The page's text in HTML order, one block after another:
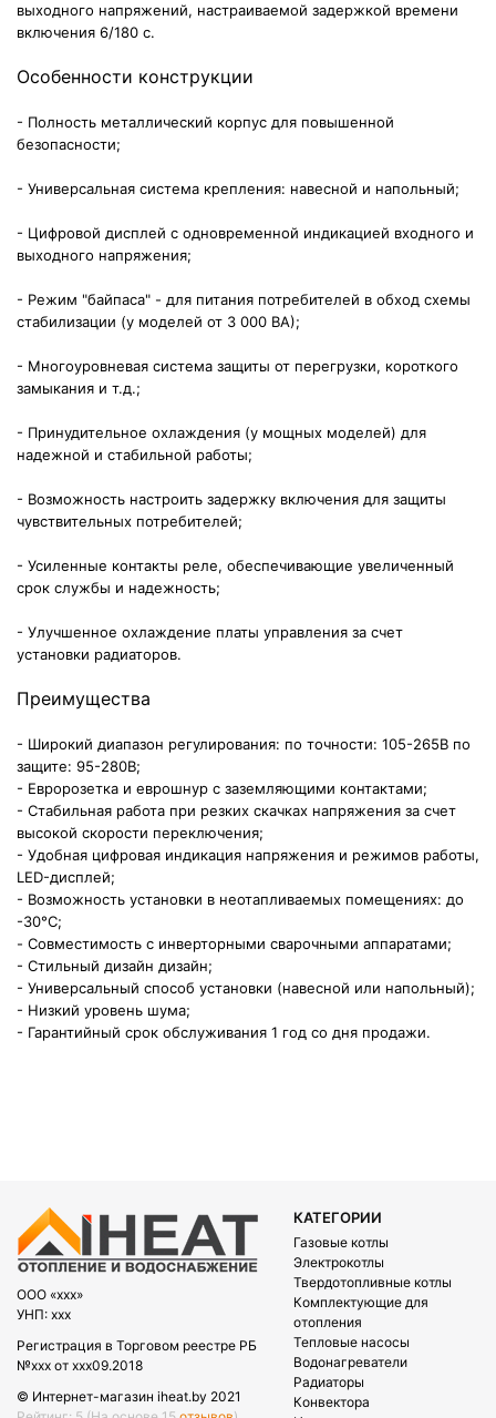
выходного напряжений, настраиваемой задержкой времени
включения 6/180 с.
Особенности конструкции
- Полность металлический корпус для повышенной
безопасности;
- Универсальная система крепления: навесной и напольный;
- Цифровой дисплей с одновременной индикацией входного и
выходного напряжения;
- Режим "байпаса" - для питания потребителей в обход схемы
стабилизации (у моделей от 3 000 ВА);
- Многоуровневая система защиты от перегрузки, короткого
замыкания и т.д.;
- Принудительное охлаждения (у мощных моделей) для
надежной и стабильной работы;
- Возможность настроить задержку включения для защиты
чувствительных потребителей;
- Усиленные контакты реле, обеспечивающие увеличенный
срок службы и надежность;
- Улучшенное охлаждение платы управления за счет
установки радиаторов.
Преимущества
- Широкий диапазон регулирования: по точности: 105-265В по
защите: 95-280В;
- Евророзетка и еврошнур с заземляющими контактами;
- Стабильная работа при резких скачках напряжения за счет
высокой скорости переключения;
- Удобная цифровая индикация напряжения и режимов работы,
LED-дисплей;
- Возможность установки в неотапливаемых помещениях: до
-30°C;
- Совместимость с инверторными сварочными аппаратами;
- Стильный дизайн дизайн;
- Универсальный способ установки (навесной или напольный);
- Низкий уровень шума;
- Гарантийный срок обслуживания 1 год со дня продажи.
OOO «xxx»
УНП: xxx
Регистрация в Торговом реестре РБ
№xxx от xxx09.2018
© Интернет-магазин iheat.by 2021
КАТЕГОРИИ
Газовые котлы
Электрокотлы
Твердотопливные котлы
Комплектующие для
отопления
Тепловые насосы
Водонагреватели
Радиаторы
Конвектора